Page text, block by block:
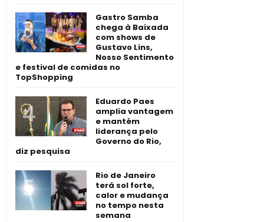
Gastro Samba
chega à Baixada
com shows de
Gustavo Lins,
Nosso Sentimento
e festival de comidas no
TopShopping
Eduardo Paes
amplia vantagem
e mantém
liderança pelo
Governo do Rio,
diz pesquisa
Rio de Janeiro
terá sol forte,
calor e mudança
no tempo nesta
semana